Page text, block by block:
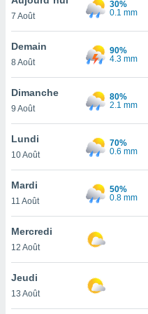
et
»,
au
vous
qu'ils
ou
le
ainsi
un
la
du
7 Août
30%
0.1 mm
Demain
8 Août
90%
4.3 mm
Dimanche
9 Août
80%
2.1 mm
Lundi
10 Août
70%
0.6 mm
Mardi
11 Août
50%
0.8 mm
Mercredi
12 Août
Jeudi
13 Août